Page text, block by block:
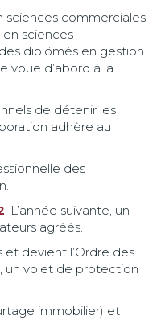
sciences commerciales
en sciences
diplômés en gestion.
voue d’abord à la
de détenir les
adhère au
des
. L’année suivante, un
agréés.
et devient l’Ordre des
un volet de protection
immobilier) et